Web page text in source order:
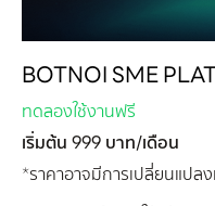
BOTNOI SME
ทดลองใช้งานฟรี
เริ่มต้น 999 บาท/เดือน
*ราคาอาจมีการเปลี่ยนแปล